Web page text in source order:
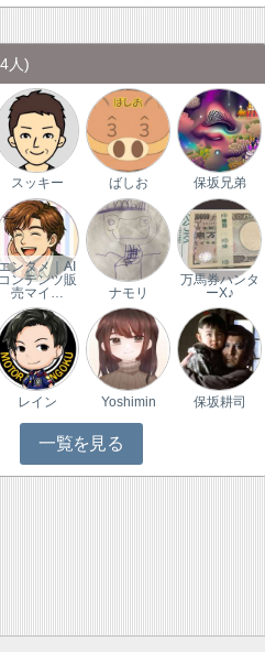
人)
スッキー ばしお 保坂兄弟
エンタメ｜AI
コンテンツ販
売マイ…
ナモリ
万馬券ハンタ
ーX♪
レイン Yoshimin 保坂耕司
一覧を見る